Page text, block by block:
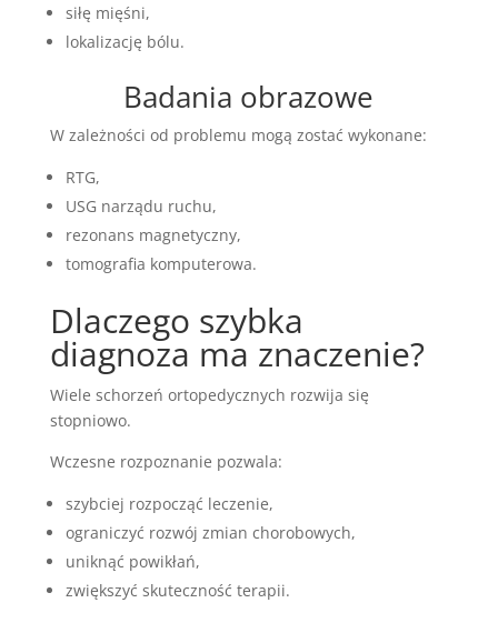
siłę mięśni,
lokalizację bólu.
Badania obrazowe
W zależności od problemu mogą zostać wykonane:
RTG,
USG narządu ruchu,
rezonans magnetyczny,
tomografia komputerowa.
Dlaczego szybka
diagnoza ma znaczenie?
Wiele schorzeń ortopedycznych rozwija się
stopniowo.
Wczesne rozpoznanie pozwala:
szybciej rozpocząć leczenie,
ograniczyć rozwój zmian chorobowych,
uniknąć powikłań,
zwiększyć skuteczność terapii.